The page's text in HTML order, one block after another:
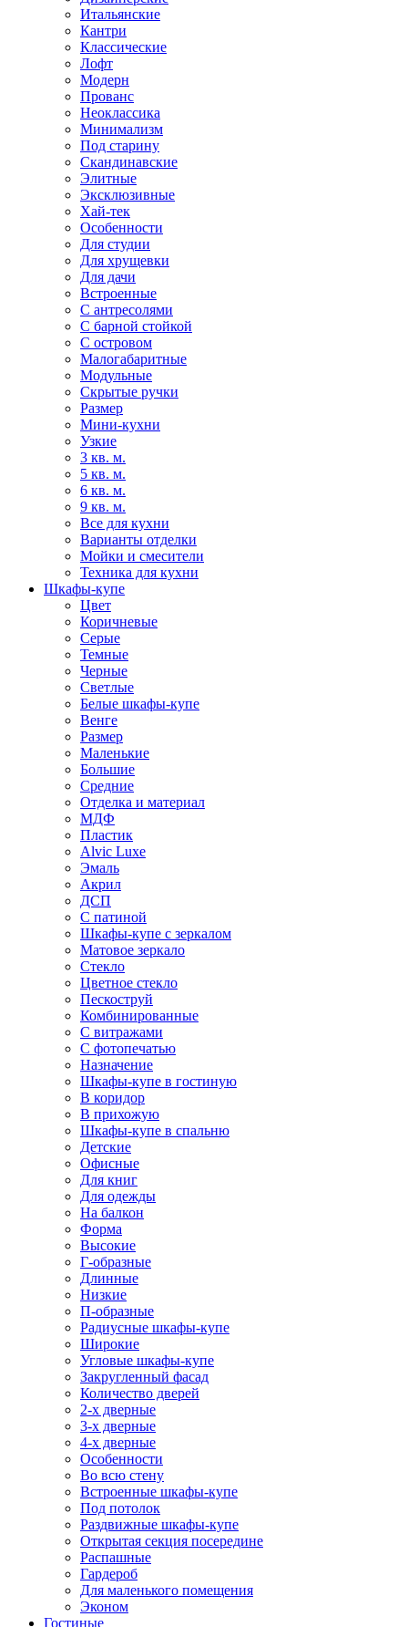
Итальянские
Кантри
Классические
Лофт
Модерн
Прованс
Неоклассика
Минимализм
Под старину
Скандинавские
Элитные
Эксклюзивные
Хай-тек
Особенности
Для студии
Для хрущевки
Для дачи
Встроенные
С антресолями
С барной стойкой
С островом
Малогабаритные
Модульные
Скрытые ручки
Размер
Мини-кухни
Узкие
3 кв. м.
5 кв. м.
6 кв. м.
9 кв. м.
Все для кухни
Варианты отделки
Мойки и смесители
Техника для кухни
Шкафы-купе
Цвет
Коричневые
Серые
Темные
Черные
Светлые
Белые шкафы-купе
Венге
Размер
Маленькие
Большие
Средние
Отделка и материал
МДФ
Пластик
Alvic Luxe
Эмаль
Акрил
ДСП
С патиной
Шкафы-купе с зеркалом
Матовое зеркало
Стекло
Цветное стекло
Пескоструй
Комбинированные
С витражами
С фотопечатью
Назначение
Шкафы-купе в гостиную
В коридор
В прихожую
Шкафы-купе в спальню
Детские
Офисные
Для книг
Для одежды
На балкон
Форма
Высокие
Г-образные
Длинные
Низкие
П-образные
Радиусные шкафы-купе
Широкие
Угловые шкафы-купе
Закругленный фасад
Количество дверей
2-х дверные
3-х дверные
4-х дверные
Особенности
Во всю стену
Встроенные шкафы-купе
Под потолок
Раздвижные шкафы-купе
Открытая секция посередине
Распашные
Гардероб
Для маленького помещения
Эконом
Гостиные